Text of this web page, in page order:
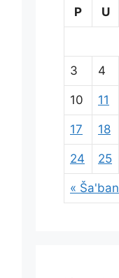
P
U
« Ša'ban
3 4
10 11
17 18
24 25